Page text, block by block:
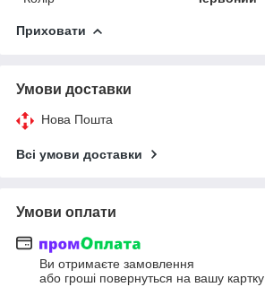
Приховати
Умови доставки
Нова Пошта
Всі умови доставки
Умови оплати
Ви отримаєте замовлення
або гроші повернуться на вашу картку